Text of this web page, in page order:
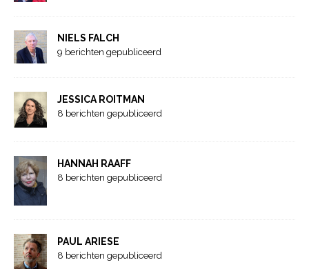
NIELS FALCH
9 berichten gepubliceerd
JESSICA ROITMAN
8 berichten gepubliceerd
HANNAH RAAFF
8 berichten gepubliceerd
PAUL ARIESE
8 berichten gepubliceerd